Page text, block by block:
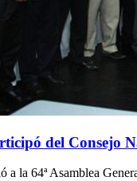
del Consejo
a la 64ª Asamblea